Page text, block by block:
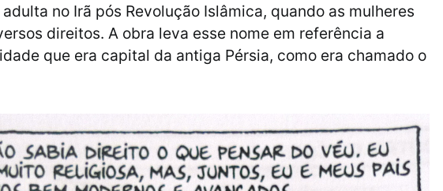
no Irã pós Revolução Islâmica, quando as mulheres
direitos. A obra leva esse nome em referência a
que era capital da antiga Pérsia, como era chamado o